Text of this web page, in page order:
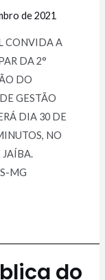
de 2021
CONVIDA A
DA 2°
DO
GESTÃO
DIA 30 DE
NO
JAÍBA.
MG
do